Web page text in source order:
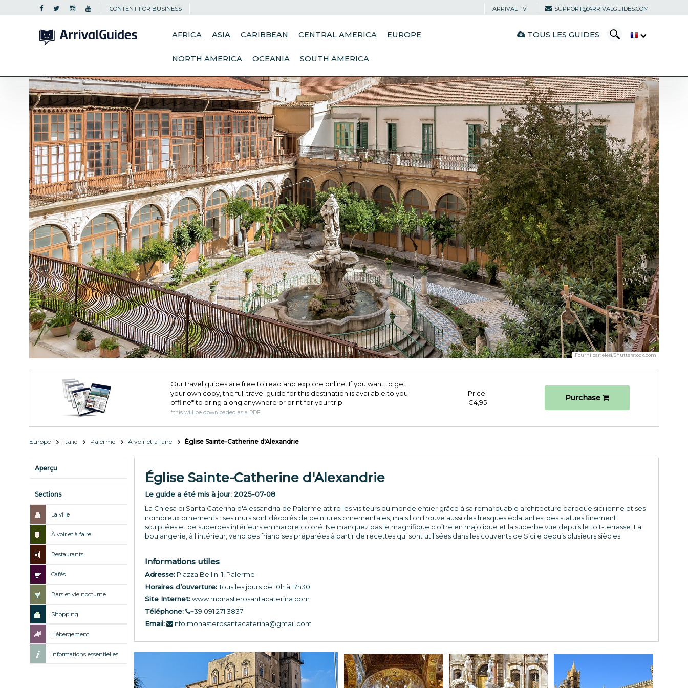
CONTENT FOR BUSINESS ARRIVAL TV SUPPORT@ARRIVALGUIDES.COM
AFRICA ASIA CARIBBEAN CENTRAL AMERICA EUROPE
NORTH AMERICA OCEANIA SOUTH AMERICA
TOUS LES GUIDES
Fourni par:elesi/Shutterstock.com
Our travel guides are free to read and explore online. If you want to get
your own copy, the full travel guide for this destination is available to you
offline* to bring along anywhere or print for your trip.​
*this will be downloaded as a PDF.
Price
€4,95
Purchase
Europe Italie Palerme À voir et à faire Église Sainte-Catherine d'Alexandrie
Aperçu
Sections
La ville
À voir et à faire
Restaurants
Cafés
Bars et vie nocturne
Shopping
Hébergement
Informations essentielles
Église Sainte-Catherine d'Alexandrie
Le guide a été mis à jour: 2025-07-08
La Chiesa di Santa Caterina d'Alessandria de Palerme attire les visiteurs du monde entier grâce à sa remarquable architecture baroque sicilienne et ses
nombreux ornements : ses murs sont décorés de peintures ornementales, mais l'on trouve aussi des fresques éclatantes, des statues finement
sculptées et de superbes intérieurs en marbre coloré. Ne manquez pas le magnifique cloître en majolique et la superbe vue depuis le toit-terrasse. La
boulangerie, à l'intérieur, vend des friandises préparées à partir de recettes qui sont utilisées dans les couvents de Sicile depuis plusieurs siècles.
Informations utiles
Adresse: Piazza Bellini 1, Palerme
Horaires d’ouverture:Tous les jours de 10h à 17h30
Site Internet:www.monasterosantacaterina.com
Téléphone:
+39 091 271 3837
Email:
info.monasterosantacaterina@gmail.com